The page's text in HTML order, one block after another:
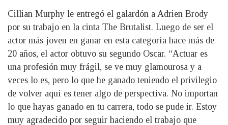
Cillian Murphy le entregó el galardón a Adrien Brody
por su trabajo en la cinta The Brutalist. Luego de ser el
actor más joven en ganar en esta categoría hace más de
20 años, el actor obtuvo su segundo Oscar. “Actuar es
una profesión muy frágil, se ve muy glamourosa y a
veces lo es, pero lo que he ganado teniendo el privilegio
de volver aquí es tener algo de perspectiva. No importan
lo que hayas ganado en tu carrera, todo se pude ir. Estoy
muy agradecido por seguir haciendo el trabajo que